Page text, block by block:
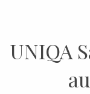
UNIQA